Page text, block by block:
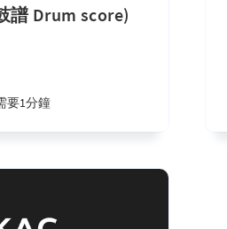
譜 Drum score)
要1分鐘